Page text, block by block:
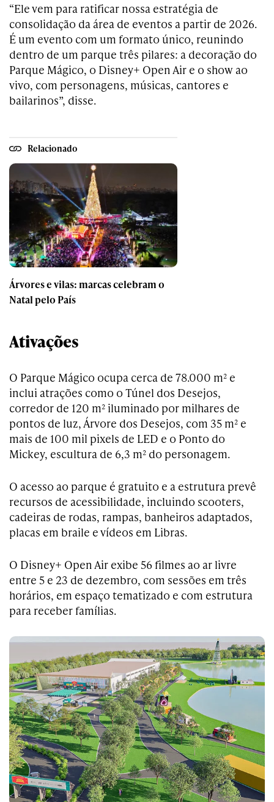
“Ele vem para ratificar nossa estratégia de
consolidação da área de eventos a partir de 2026.
É um evento com um formato único, reunindo
dentro de um parque três pilares: a decoração do
Parque Mágico, o Disney+ Open Air e o show ao
vivo, com personagens, músicas, cantores e
bailarinos”, disse.
Relacionado
Árvores e vilas: marcas celebram o
Natal pelo País
Ativações
O Parque Mágico ocupa cerca de 78.000 m² e
inclui atrações como o Túnel dos Desejos,
corredor de 120 m² iluminado por milhares de
pontos de luz, Árvore dos Desejos, com 35 m² e
mais de 100 mil pixels de LED e o Ponto do
Mickey, escultura de 6,3 m² do personagem.
O acesso ao parque é gratuito e a estrutura prevê
recursos de acessibilidade, incluindo scooters,
cadeiras de rodas, rampas, banheiros adaptados,
placas em braile e vídeos em Libras.
O Disney+ Open Air exibe 56 filmes ao ar livre
entre 5 e 23 de dezembro, com sessões em três
horários, em espaço tematizado e com estrutura
para receber famílias.